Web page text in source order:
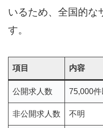
いるため、全国的な
す。
項目 内容
公開求人数 75,000件
非公開求人数 不明